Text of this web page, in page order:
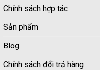
Chính sách hợp tác
Sản phẩm
Blog
Chính sách đổi trả hàng